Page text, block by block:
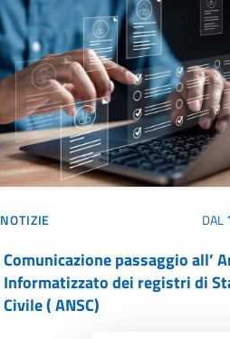
NOTIZIE DAL
Comunicazione passaggio all’
Informatizzato dei registri di
Civile ( ANSC)